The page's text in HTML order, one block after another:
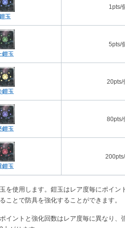
玉
1pts/
鎧玉
5pts/
鎧玉
20pts/
鎧玉
80pts/
鎧玉
を使用します。鎧玉はレア度毎にポイン
ことで防具を強化することができます。
イントと強化回数はレア度毎に異なり、